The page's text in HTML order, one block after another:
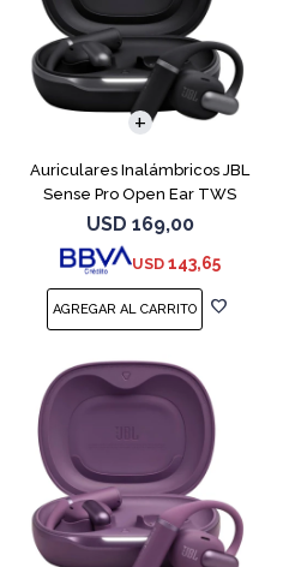
Auriculares Inalámbricos JBL
Sense Pro Open Ear TWS
Negro
USD 169,00
USD 143,65